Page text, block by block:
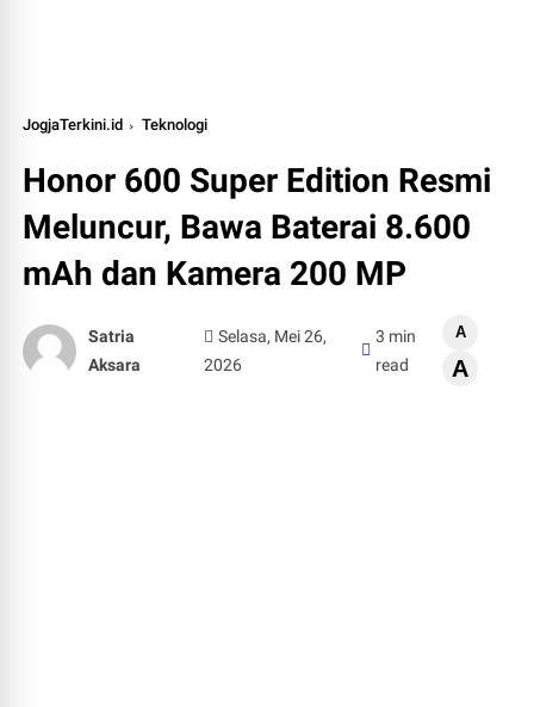
JogjaTerkini.id Teknologi
Honor 600 Super Edition Resmi
Meluncur, Bawa Baterai 8.600
mAh dan Kamera 200 MP
Satria
Aksara
Selasa, Mei 26,
2026
3 min
read
A
A